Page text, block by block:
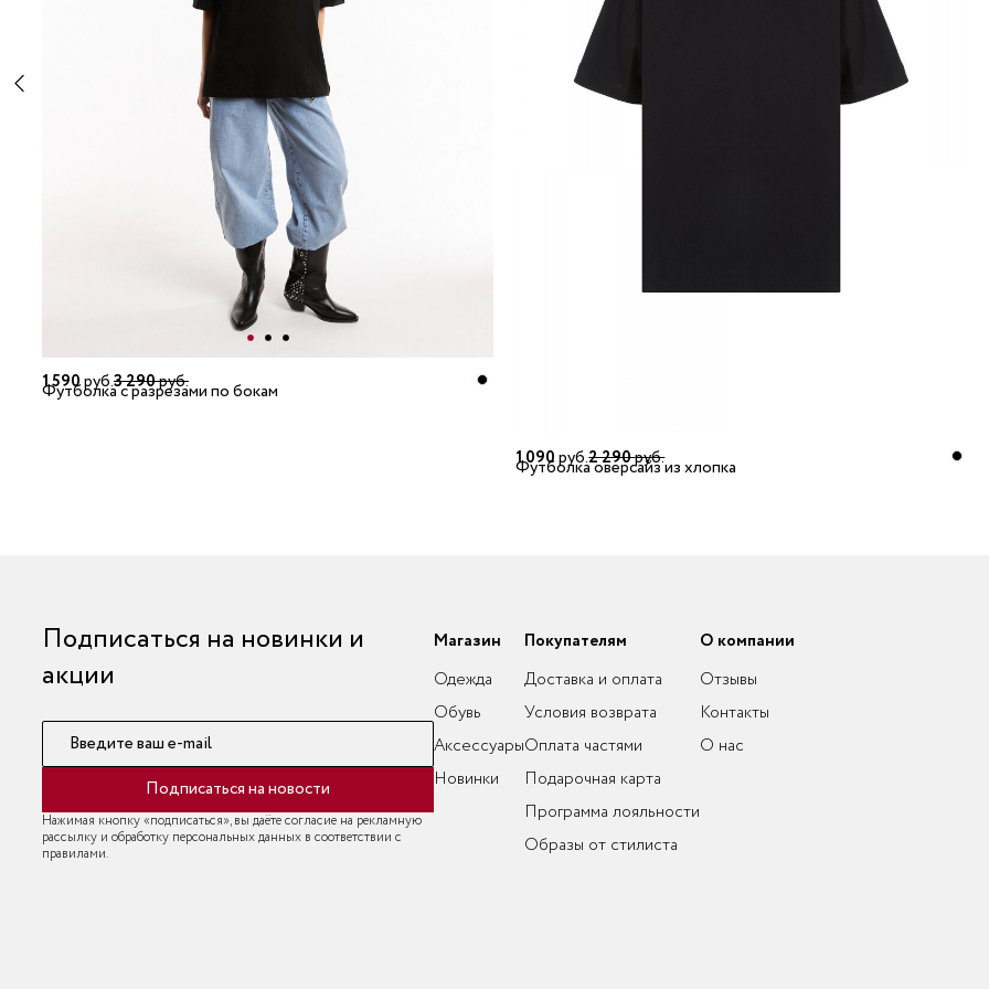
1 590руб.3 290руб.
Футболка с разрезами по бокам
1 090руб.2 290руб.
Футболка оверсайз из хлопка
Подписаться на новинки и
акции
Введите ваш e-mail
Подписаться на новости
Нажимая кнопку «подписаться», вы даёте согласие на рекламную
рассылку и обработку персональных данных в соответствии с
правилами.
Магазин
Одежда
Обувь
Аксессуары
Новинки
Покупателям
Доставка и оплата
Условия возврата
Оплата частями
Подарочная карта
Программа лояльности
Образы от стилиста
О компании
Отзывы
Контакты
О нас